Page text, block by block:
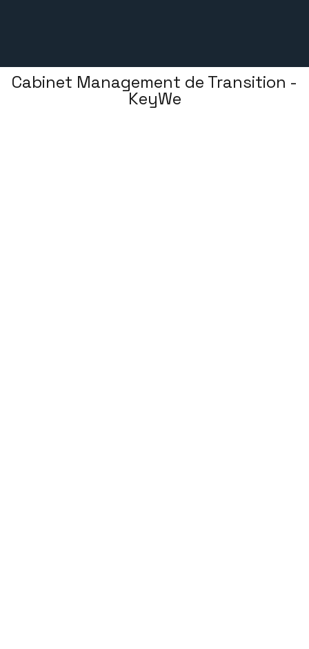
Cabinet Management de Transition -
KeyWe